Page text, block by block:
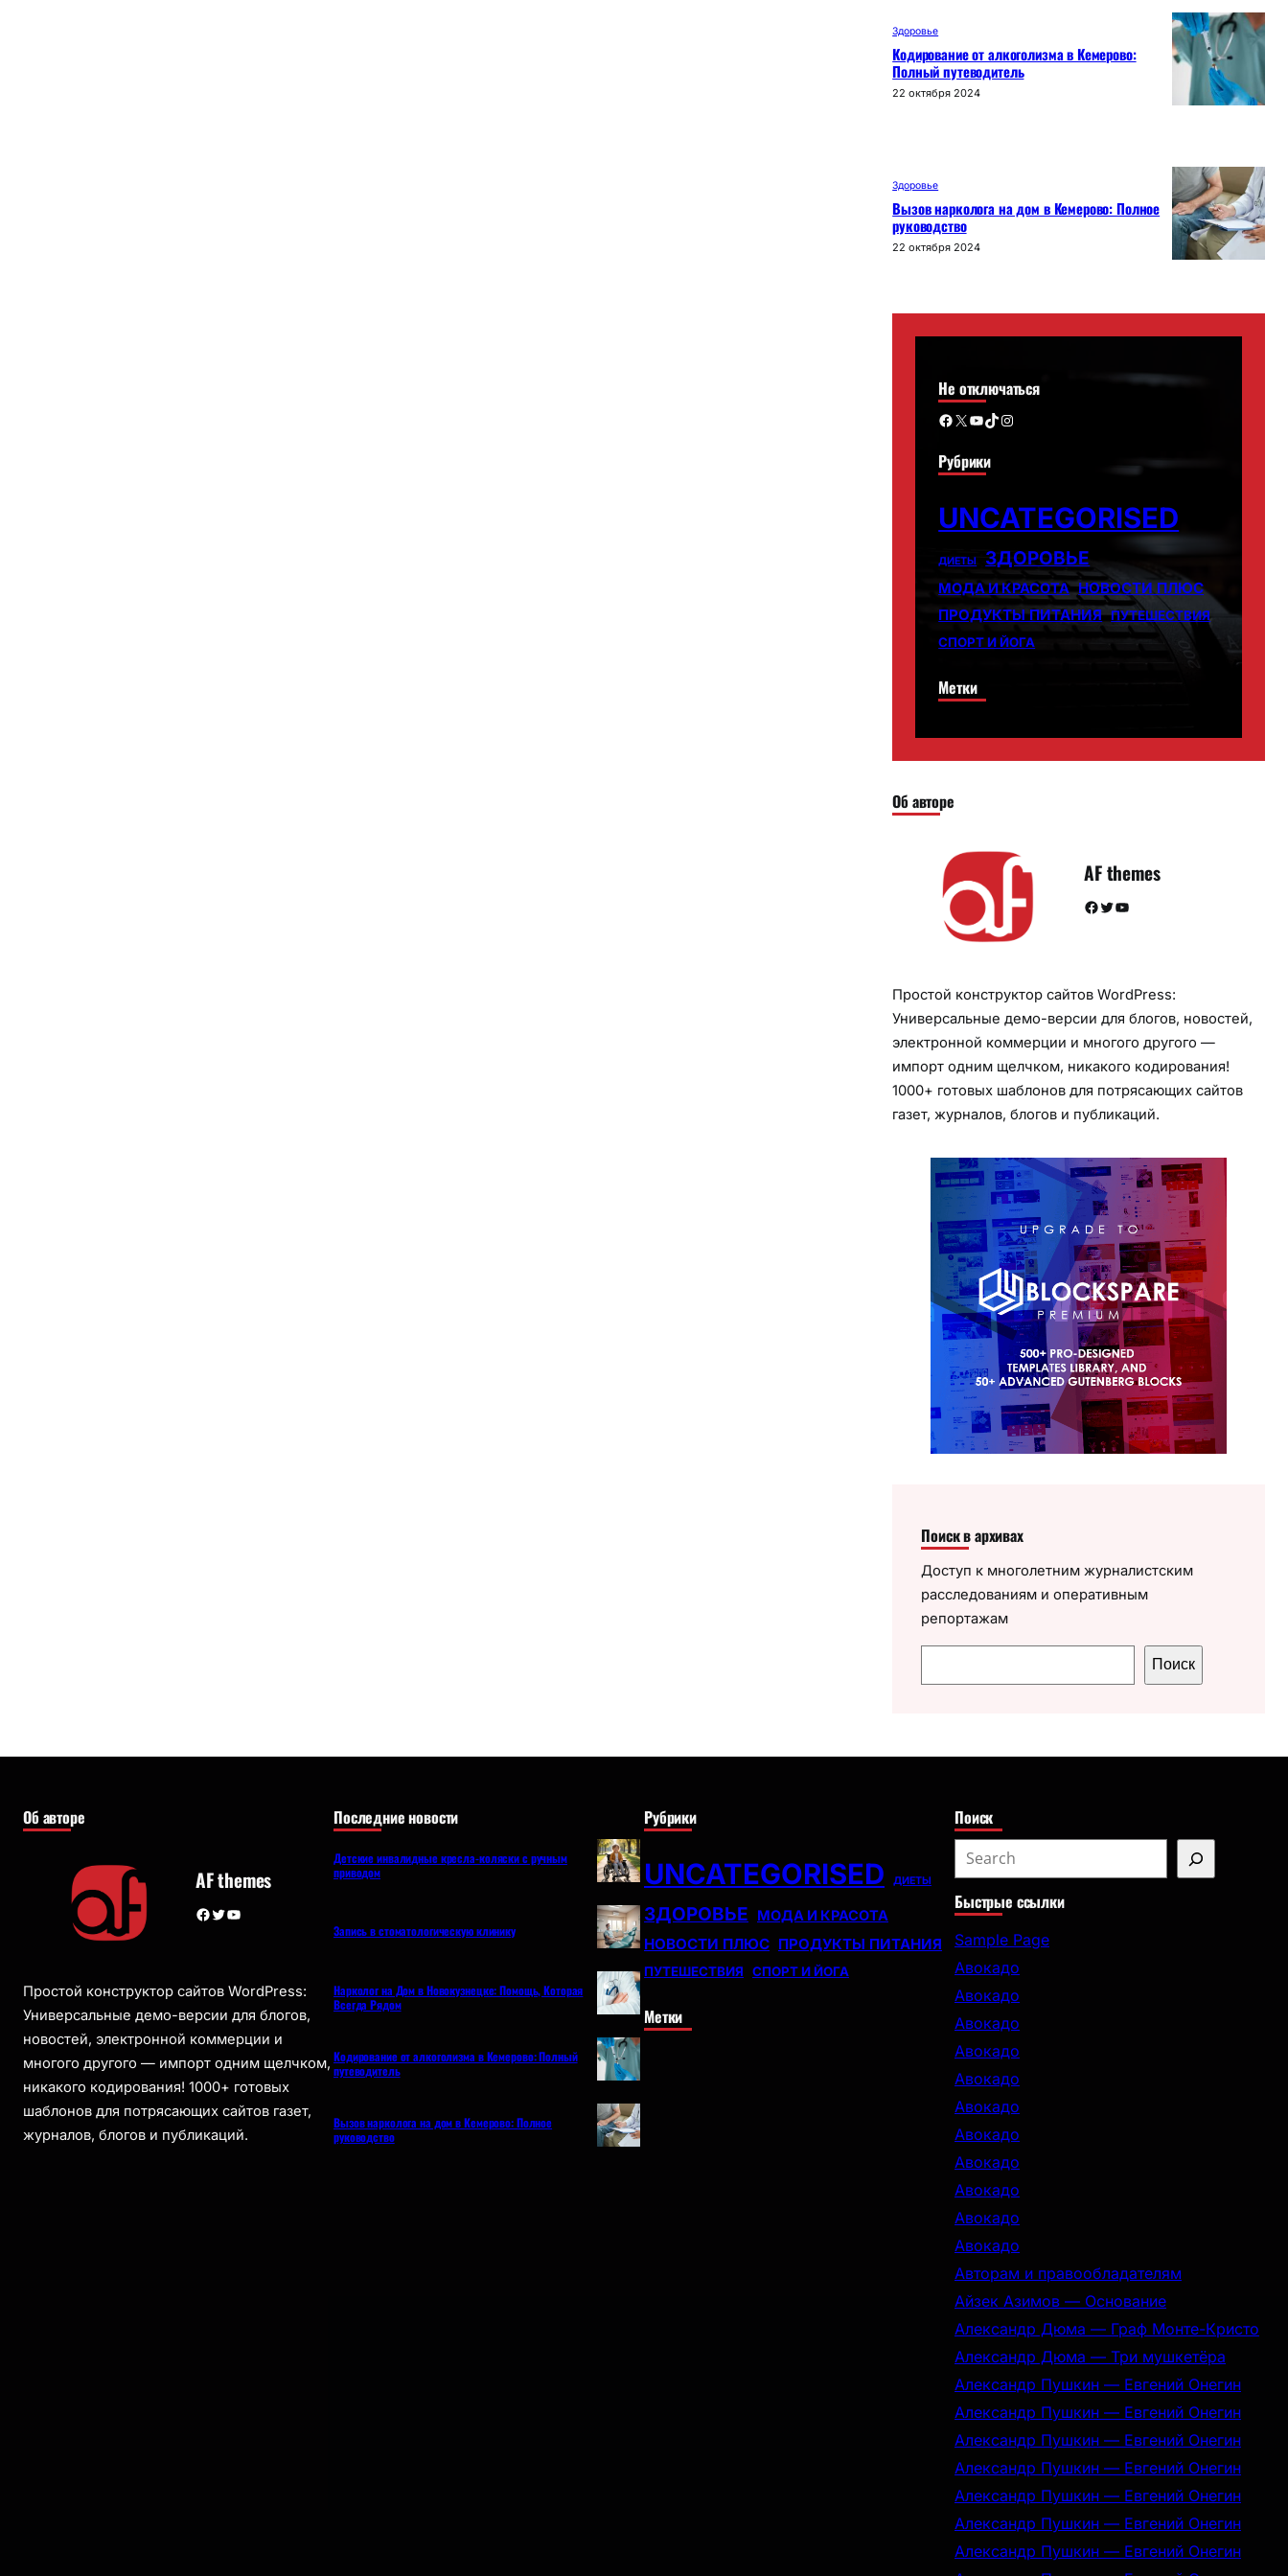
Здоровье
Кодирование от алкоголизма в Кемерово:
Полный путеводитель
22 октября 2024
Здоровье
Вызов нарколога на дом в Кемерово: Полное
руководство
22 октября 2024
Не отключаться
Facebook X YouTube TikTok Instagram
Рубрики
UNCATEGORISED
ДИЕТЫ ЗДОРОВЬЕ
МОДА И КРАСОТА НОВОСТИ ПЛЮС
ПРОДУКТЫ ПИТАНИЯ ПУТЕШЕСТВИЯ
СПОРТ И ЙОГА
Метки
Об авторе
AF themes
Facebook Twitter YouTube
Простой конструктор сайтов WordPress:
Универсальные демо-версии для блогов, новостей,
электронной коммерции и многого другого —
импорт одним щелчком, никакого кодирования!
1000+ готовых шаблонов для потрясающих сайтов
газет, журналов, блогов и публикаций.
Поиск в архивах
Доступ к многолетним журналистским
расследованиям и оперативным
репортажам
о
Поиск
Об авторе
AF themes
Facebook Twitter YouTube
Простой конструктор сайтов WordPress:
Универсальные демо-версии для блогов,
новостей, электронной коммерции и
многого другого — импорт одним щелчком,
никакого кодирования! 1000+ готовых
шаблонов для потрясающих сайтов газет,
журналов, блогов и публикаций.
Последние новости
Детские инвалидные кресла-коляски с ручным
приводом
Запись в стоматологическую клинику
Нарколог на Дом в Новокузнецке: Помощь, Которая
Всегда Рядом
Кодирование от алкоголизма в Кемерово: Полный
путеводитель
Вызов нарколога на дом в Кемерово: Полное
руководство
Рубрики
UNCATEGORISED ДИЕТЫ
ЗДОРОВЬЕ МОДА И КРАСОТА
НОВОСТИ ПЛЮС ПРОДУКТЫ ПИТАНИЯ
ПУТЕШЕСТВИЯ СПОРТ И ЙОГА
Метки
Поиск
e
a
r
c
h
Быстрые ссылки
Sample Page
Авокадо
Авокадо
Авокадо
Авокадо
Авокадо
Авокадо
Авокадо
Авокадо
Авокадо
Авокадо
Авокадо
Авторам и правообладателям
Айзек Азимов — Основание
Александр Дюма — Граф Монте-Кристо
Александр Дюма — Три мушкетёра
Александр Пушкин — Евгений Онегин
Александр Пушкин — Евгений Онегин
Александр Пушкин — Евгений Онегин
Александр Пушкин — Евгений Онегин
Александр Пушкин — Евгений Онегин
Александр Пушкин — Евгений Онегин
Александр Пушкин — Евгений Онегин